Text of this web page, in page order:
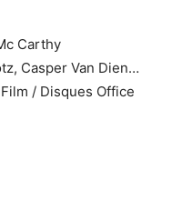
Carthy
Casper Van Dien…
/ Disques Office